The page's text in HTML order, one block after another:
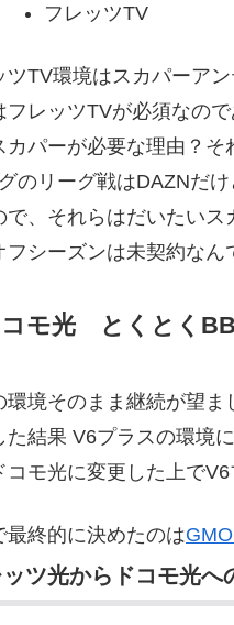
フレッツTV
ツTV環境はスカパーア
フレッツTVが必須なので
カパーが必要な理由？そ
のリーグ戦はDAZNだ
で、それらはだいたい
フシーズンは未契約なん
コモ光 とくとく
環境そのまま継続が望
た結果 V6プラスの環境
コモ光に変更した上で
最終的に決めたのは
ッツ光からドコモ光へ